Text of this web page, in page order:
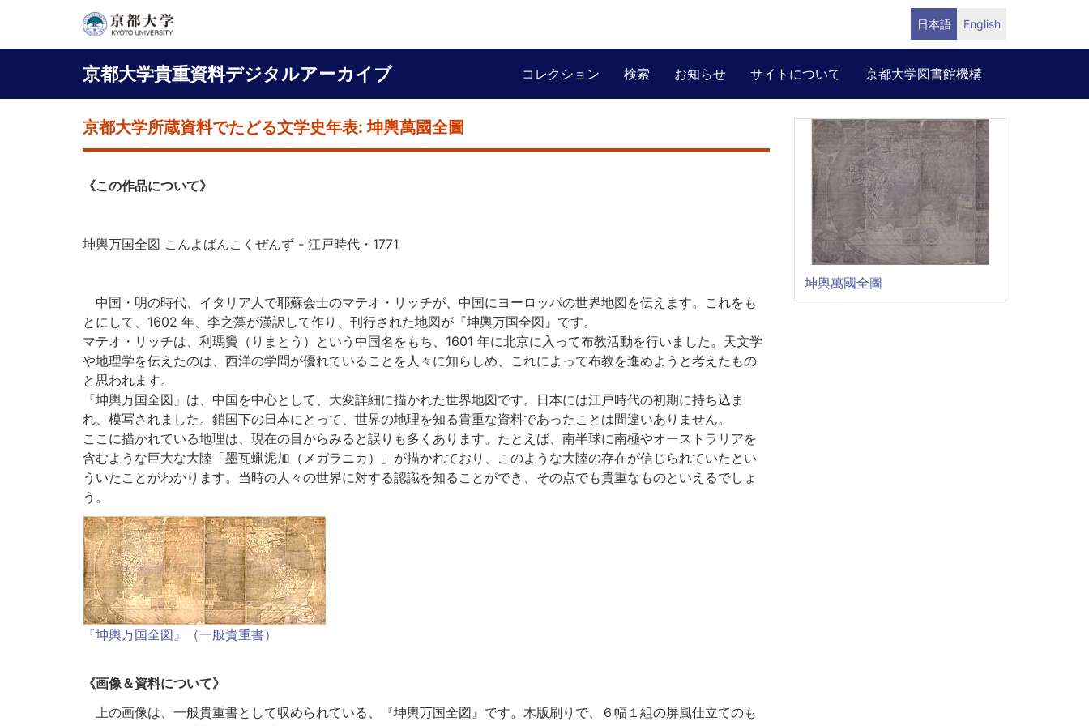
ン
日本語 English
京都大学貴重資料デジタルアーカイブ
Main
navigation
コレクション 検索 お知らせ サイトについて 京都大学図書館機構
京都大学所蔵資料でたどる文学史年表: 坤輿萬國全圖
《この作品について》
坤輿万国全図 こんよばんこくぜんず - 江戸時代・1771
中国・明の時代、イタリア人で耶蘇会士のマテオ・リッチが、中国にヨーロッパの世界地図を伝えます。これをも
とにして、1602 年、李之藻が漢訳して作り、刊行された地図が『坤輿万国全図』です。
マテオ・リッチは、利瑪竇（りまとう）という中国名をもち、1601 年に北京に入って布教活動を行いました。天文学
や地理学を伝えたのは、西洋の学問が優れていることを人々に知らしめ、これによって布教を進めようと考えたもの
と思われます。
『坤輿万国全図』は、中国を中心として、大変詳細に描かれた世界地図です。日本には江戸時代の初期に持ち込ま
れ、模写されました。鎖国下の日本にとって、世界の地理を知る貴重な資料であったことは間違いありません。
ここに描かれている地理は、現在の目からみると誤りも多くあります。たとえば、南半球に南極やオーストラリアを
含むような巨大な大陸「墨瓦蝋泥加（メガラニカ）」が描かれており、このような大陸の存在が信じられていたとい
ういたことがわかります。当時の人々の世界に対する認識を知ることができ、その点でも貴重なものといえるでしょ
う。
『坤輿万国全図』（一般貴重書）
《画像＆資料について》
上の画像は、一般貴重書として収められている、『坤輿万国全図』です。木版刷りで、６幅１組の屏風仕立てのも
坤輿萬國全圖